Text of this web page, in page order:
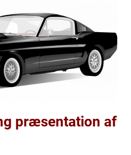
præsentation af